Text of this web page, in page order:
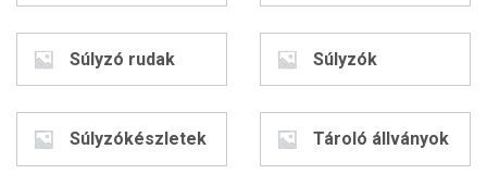
Súlyzó rudak Súlyzók
Súlyzókészletek Tároló állványok